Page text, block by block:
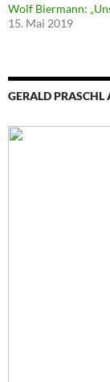
Wolf Biermann:
15. Mai 2019
GERALD PRASCHL